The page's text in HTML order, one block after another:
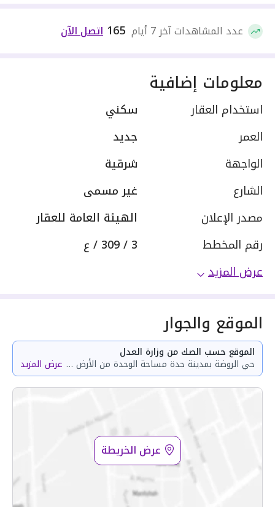
عدد المشاهدات آخر 7 أيام 165 اتصل الآن
معلومات إضافية
استخدام العقار
سكني
العمر
جديد
الواجهة
شرقية
الشارع
غير مسمى
مصدر الإعلان
الهيئة العامة للعقار
رقم المخطط
3 / 309 / ع
عرض المزيد
الموقع والجوار
الموقع حسب الصك من وزارة العدل
حي الروضة بمدينة جدة مساحة الوحدة من الأرض 30.07 متر وتختص من المنافع والأجزاء المشتركة بمساحة 62.52 متر عرض المزيد
عرض الخريطة